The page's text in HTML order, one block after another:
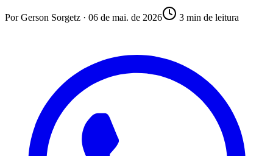
PorGerson Sorgetz · 06 de mai. de 2026 3 min de leitura